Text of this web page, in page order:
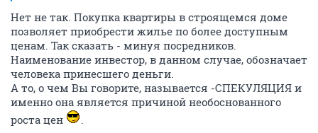
Нет не так. Покупка квартиры в строящемся доме
позволяет приобрести жилье по более доступным
ценам. Так сказать - минуя посредников.
Наименование инвестор, в данном случае, обозначает
человека принесшего деньги.
А то, о чем Вы говорите, называется -СПЕКУЛЯЦИЯ и
именно она является причиной необоснованного
роста цен
.